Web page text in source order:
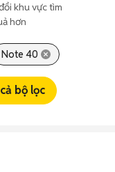
khu vực tìm
hơn
Note 40
bộ lọc